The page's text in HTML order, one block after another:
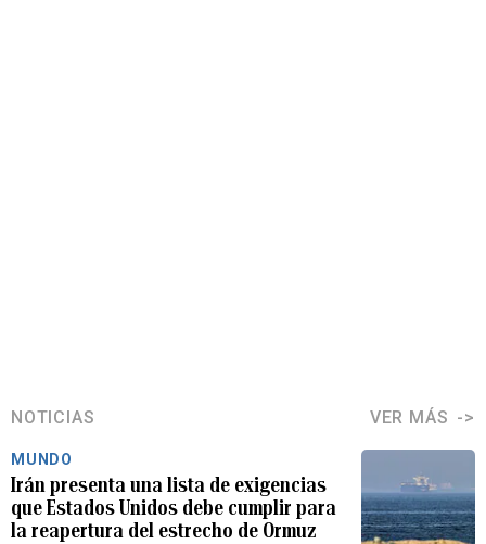
NOTICIAS VER MÁS
MUNDO
Irán presenta una lista de exigencias
que Estados Unidos debe cumplir para
la reapertura del estrecho de Ormuz